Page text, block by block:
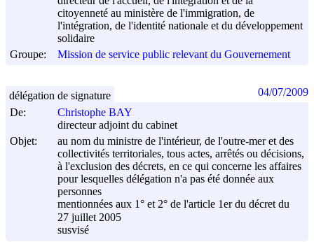
citoyenneté au ministère de l'immigration, de
l'intégration, de l'identité nationale et du développement
solidaire
Groupe:
Mission de service public relevant du Gouvernement
De:
Christophe BAY
directeur adjoint du cabinet
Objet:
au nom du ministre de l'intérieur, de l'outre-mer et des
collectivités territoriales, tous actes, arrêtés ou décisions,
à l'exclusion des décrets, en ce qui concerne les affaires
pour lesquelles délégation n'a pas été donnée aux
personnes
mentionnées aux 1° et 2° de l'article 1er du décret du
27 juillet 2005
susvisé
délégation de signature 04/07/2009